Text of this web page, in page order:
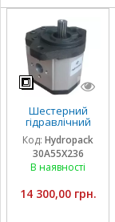
Шестерний
гідравлічний
насос Hydropack
30A55X236 (55
см3) лівого
обертання
Код: Hydropack
30A55X236
В наявності
14 300,00 грн.